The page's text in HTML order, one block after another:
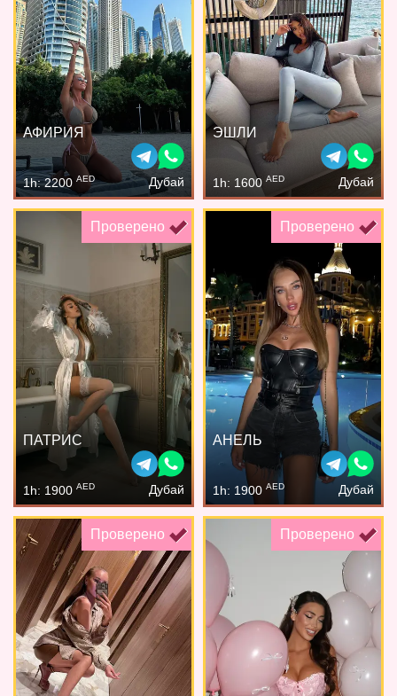
АФИРИЯ
1h: 2200 AED Дубай
ЭШЛИ
1h: 1600 AED Дубай
Проверено
ПАТРИС
1h: 1900 AED Дубай
Проверено
АНЕЛЬ
1h: 1900 AED Дубай
Проверено Проверено